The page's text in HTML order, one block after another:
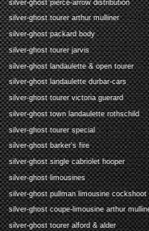
silver-ghost pierce-arrow distribution
silver-ghost tourer arthur mulliner
silver-ghost packard body
silver-ghost tourer jarvis
silver-ghost landaulette & open tourer
silver-ghost landaulette durbar-cars
silver-ghost tourer victoria guerard
silver-ghost town landaulette rothschild
silver-ghost tourer special
silver-ghost barker's fire
silver-ghost single cabriolet hooper
silver-ghost limousines
silver-ghost pullman limousine cockshoot
silver-ghost coupe-limousine arthur
silver-ghost tourer alford & alder